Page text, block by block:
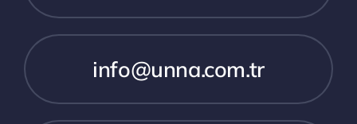
info@unna.com.tr